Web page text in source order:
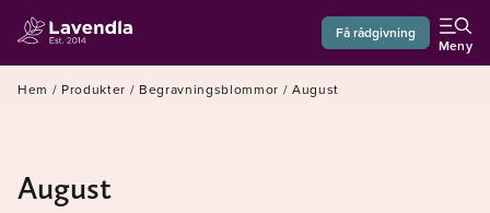
Få rådgivning
Meny
Hem / Produkter / Begravningsblommor / August
August